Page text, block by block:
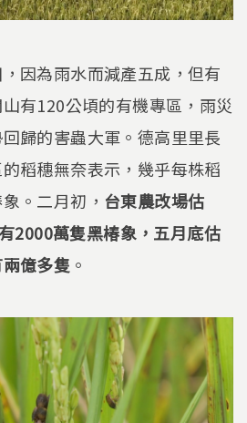
因為雨水而減產五成，但有
有120公頃的有機專區，雨災
歸的害蟲大軍。德高里里長
稻穗無奈表示，幾乎每株稻
。二月初， 台東農改場估
2000萬隻黑椿象，五月底估
億多隻 。